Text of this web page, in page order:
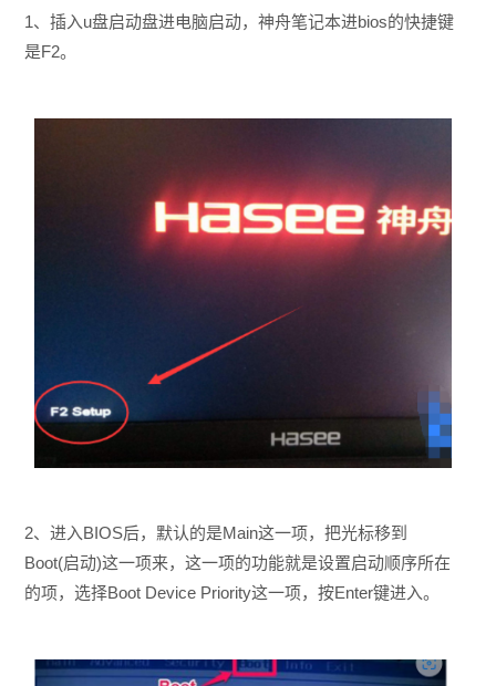
1、插入u盘启动盘进电脑启动，神舟笔记本进bios的快捷键
是F2。
2、进入BIOS后，默认的是Main这一项，把光标移到
Boot(启动)这一项来，这一项的功能就是设置启动顺序所在
的项，选择Boot Device Priority这一项，按Enter键进入。